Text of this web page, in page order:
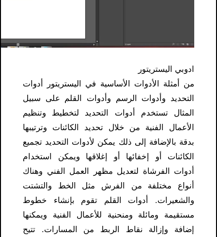
ادوبي اليستريتور
من أمثلة الأدوات الأساسية في اليستريتور أدوات
التحديد وأدوات الرسم وأدوات القلم على سبيل
المثال تستخدم أدوات التحديد لتخطيط وتنظيم
الأعمال الفنية من خلال تحديد الكائنات وترتيبها
بدقة بالإضافة إلى ذلك يمكن لأدوات التحديد تجميع
الكائنات أو إخفائها أو إغلاقها ويمكن استخدام
أدوات الفرشاة لتعديل مظهر العمل الفني وهناك
أنواع مختلفة من الفرش مثل الخط والتشتت
والشعيرات. أدوات القلم تقوم بإنشاء خطوط
مستقيمة ومائلة ومنحنية للأعمال الفنية ويمكنها
إضافة وإزالة نقاط الربط من المسارات. تتيح